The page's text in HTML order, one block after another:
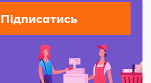
Підписатись